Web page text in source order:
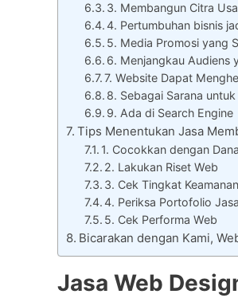
3. Membangun Citra
4. Pertumbuhan bisnis
5. Media Promosi yang
6. Menjangkau Audiens
7. Website Dapat
8. Sebagai Sarana
9. Ada di Search Engine
Tips Menentukan Jasa
1. Cocokkan dengan
2. Lakukan Riset Web
3. Cek Tingkat
4. Periksa Portofolio
5. Cek Performa Web
Bicarakan dengan Kami,
Jasa Web